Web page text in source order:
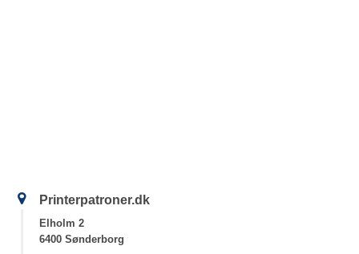
Printerpatroner.dk
Elholm 2
6400 Sønderborg